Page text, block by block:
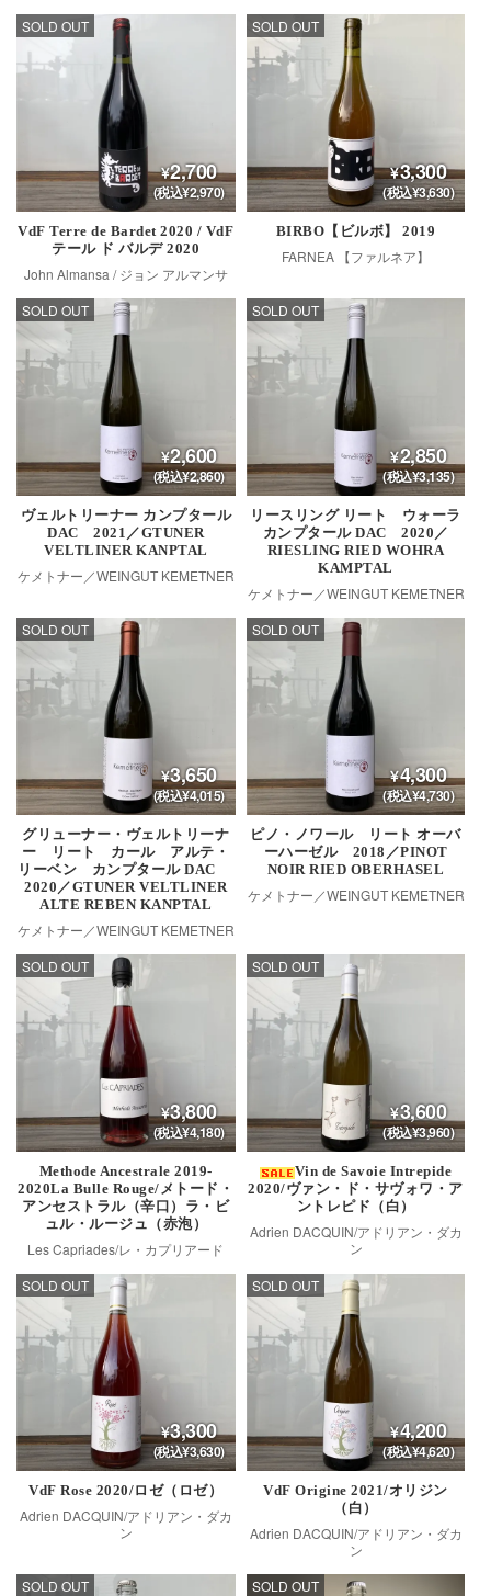
2,700
(税込¥2,970)
SOLD OUT
VdF Terre de Bardet 2020 / VdF
テール ド バルデ 2020
John Almansa / ジョン アルマンサ
3,300
(税込¥3,630)
SOLD OUT
BIRBO【ビルボ】 2019
FARNEA 【ファルネア】
2,600
(税込¥2,860)
SOLD OUT
ヴェルトリーナー カンプタール
DAC 2021／GTUNER
VELTLINER KANPTAL
ケメトナー／WEINGUT KEMETNER
2,850
(税込¥3,135)
SOLD OUT
リースリング リート ウォーラ
カンプタール DAC 2020／
RIESLING RIED WOHRA
KAMPTAL
ケメトナー／WEINGUT KEMETNER
3,650
(税込¥4,015)
SOLD OUT
グリューナー・ヴェルトリーナ
ー リート カール アルテ・
リーベン カンプタール DAC
2020／GTUNER VELTLINER
ALTE REBEN KANPTAL
ケメトナー／WEINGUT KEMETNER
4,300
(税込¥4,730)
SOLD OUT
ピノ・ノワール リート オーバ
ーハーゼル 2018／PINOT
NOIR RIED OBERHASEL
ケメトナー／WEINGUT KEMETNER
3,800
(税込¥4,180)
SOLD OUT
Methode Ancestrale 2019-
2020La Bulle Rouge/メトード・
アンセストラル（辛口）ラ・ビ
ュル・ルージュ（赤泡）
Les Capriades/レ・カプリアード
3,600
(税込¥3,960)
SOLD OUT
Vin de Savoie Intrepide
2020/ヴァン・ド・サヴォワ・ア
ントレピド（白）
Adrien DACQUIN/アドリアン・ダカ
ン
3,300
(税込¥3,630)
SOLD OUT
VdF Rose 2020/ロゼ（ロゼ）
Adrien DACQUIN/アドリアン・ダカ
ン
4,200
(税込¥4,620)
SOLD OUT
VdF Origine 2021/オリジン
（白）
Adrien DACQUIN/アドリアン・ダカ
ン
SOLD OUT SOLD OUT